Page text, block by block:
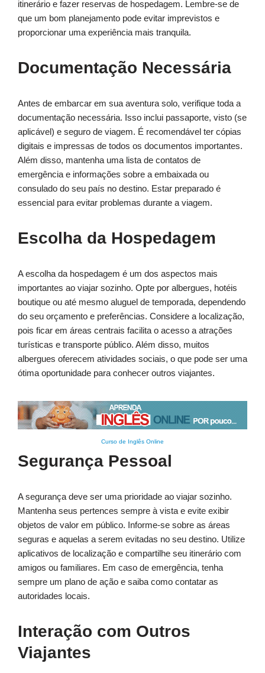
itinerário e fazer reservas de hospedagem. Lembre-se de
que um bom planejamento pode evitar imprevistos e
proporcionar uma experiência mais tranquila.
Documentação Necessária
Antes de embarcar em sua aventura solo, verifique toda a
documentação necessária. Isso inclui passaporte, visto (se
aplicável) e seguro de viagem. É recomendável ter cópias
digitais e impressas de todos os documentos importantes.
Além disso, mantenha uma lista de contatos de
emergência e informações sobre a embaixada ou
consulado do seu país no destino. Estar preparado é
essencial para evitar problemas durante a viagem.
Escolha da Hospedagem
A escolha da hospedagem é um dos aspectos mais
importantes ao viajar sozinho. Opte por albergues, hotéis
boutique ou até mesmo aluguel de temporada, dependendo
do seu orçamento e preferências. Considere a localização,
pois ficar em áreas centrais facilita o acesso a atrações
turísticas e transporte público. Além disso, muitos
albergues oferecem atividades sociais, o que pode ser uma
ótima oportunidade para conhecer outros viajantes.
Curso de Inglês Online
Segurança Pessoal
A segurança deve ser uma prioridade ao viajar sozinho.
Mantenha seus pertences sempre à vista e evite exibir
objetos de valor em público. Informe-se sobre as áreas
seguras e aquelas a serem evitadas no seu destino. Utilize
aplicativos de localização e compartilhe seu itinerário com
amigos ou familiares. Em caso de emergência, tenha
sempre um plano de ação e saiba como contatar as
autoridades locais.
Interação com Outros
Viajantes